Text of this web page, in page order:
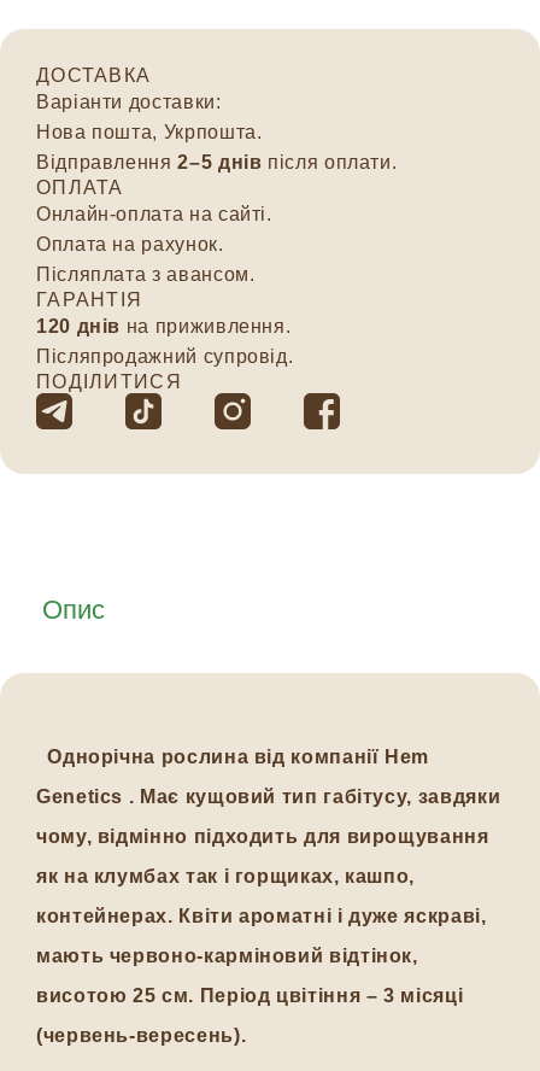
ДОСТАВКА
Варіанти доставки:
Нова пошта, Укрпошта.
Відправлення2–5 днів після оплати.
ОПЛАТА
Онлайн-оплата на сайті.
Оплата на рахунок.
Післяплата з авансом.
ГАРАНТІЯ
120 днів на приживлення.
Післяпродажний супровід.
ПОДІЛИТИСЯ
Опис
Однорічна рослина від компанії Hem
Genetics . Має кущовий тип габітусу, завдяки
чому, відмінно підходить для вирощування
як на клумбах так і горщиках, кашпо,
контейнерах. Квіти ароматні і дуже яскраві,
мають червоно-карміновий відтінок,
висотою 25 см. Період цвітіння – 3 місяці
(червень-вересень).